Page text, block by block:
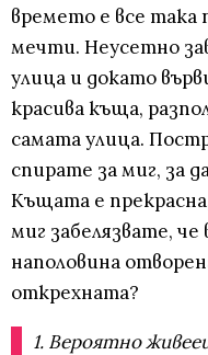
времето е все така
мечти. Неусетно
улица и докато
красива къща,
самата улица.
спирате за миг, за
Къщата е
миг забелязвате,
наполовина
открехната?
1. Вероятно